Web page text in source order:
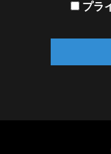
を遵守し、個人
プラ